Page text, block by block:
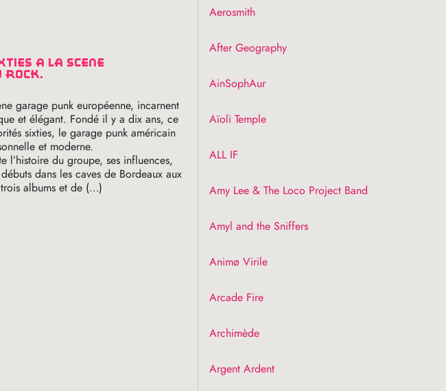
rock.
garage punk européenne, incarnent
et élégant. Fondé il y a dix ans, ce
sixties, le garage punk américain
et moderne.
l’histoire du groupe, ses influences,
dans les caves de Bordeaux aux
albums et de (…)
Aerosmith
After Geography
AinSophAur
Aïoli Temple
ALL IF
Amy Lee & The Loco Project Band
Amyl and the Sniffers
Animø Virile
Arcade Fire
Archimède
Argent Ardent